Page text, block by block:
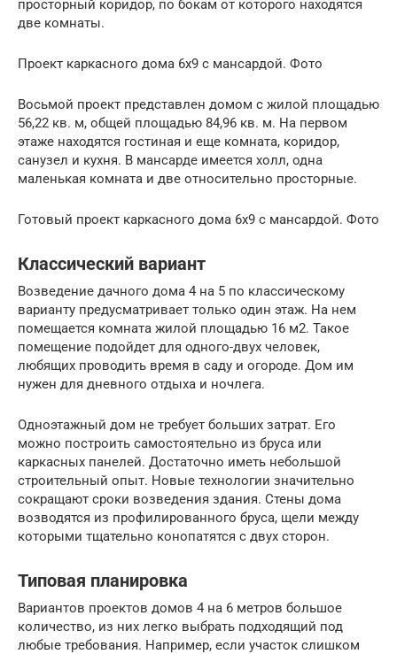
просторный коридор, по бокам от которого находятся
две комнаты.
Проект каркасного дома 6х9 с мансардой. Фото
Восьмой проект представлен домом с жилой площадью
56,22 кв. м, общей площадью 84,96 кв. м. На первом
этаже находятся гостиная и еще комната, коридор,
санузел и кухня. В мансарде имеется холл, одна
маленькая комната и две относительно просторные.
Готовый проект каркасного дома 6х9 с мансардой. Фото
Классический вариант
Возведение дачного дома 4 на 5 по классическому
варианту предусматривает только один этаж. На нем
помещается комната жилой площадью 16 м2. Такое
помещение подойдет для одного-двух человек,
любящих проводить время в саду и огороде. Дом им
нужен для дневного отдыха и ночлега.
Одноэтажный дом не требует больших затрат. Его
можно построить самостоятельно из бруса или
каркасных панелей. Достаточно иметь небольшой
строительный опыт. Новые технологии значительно
сокращают сроки возведения здания. Стены дома
возводятся из профилированного бруса, щели между
которыми тщательно конопатятся с двух сторон.
Типовая планировка
Вариантов проектов домов 4 на 6 метров большое
количество, из них легко выбрать подходящий под
любые требования. Например, если участок слишком